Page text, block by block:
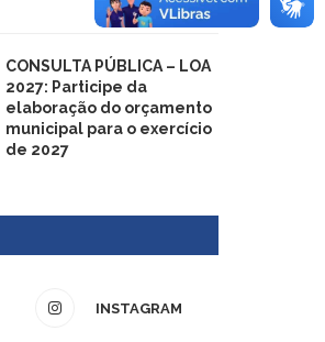
CONSULTA PÚBLICA – LOA
2027: Participe da
elaboração do orçamento
municipal para o exercício
de 2027
INSTAGRAM